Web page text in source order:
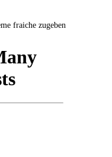
fraiche zugeben